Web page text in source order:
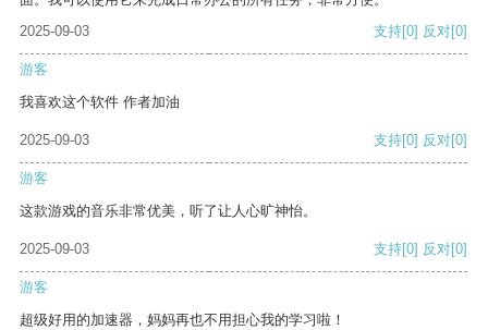
2025-09-03
支持[0] 反对[0]
游客
我喜欢这个软件 作者加油
2025-09-03 支持[0] 反对[0]
游客
这款游戏的音乐非常优美，听了让人心旷神怡。
2025-09-03 支持[0] 反对[0]
游客
超级好用的加速器，妈妈再也不用担心我的学习啦！